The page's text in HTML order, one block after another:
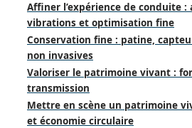
Affiner l’expérience de conduite :
vibrations et optimisation fine
Conservation fine : patine,
non invasives
Valoriser le patrimoine vivant :
transmission
Mettre en scène un patrimoine
et économie circulaire